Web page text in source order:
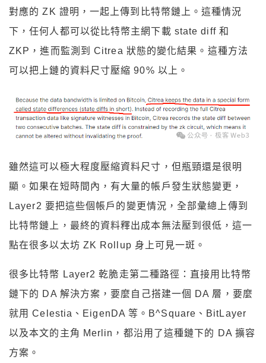
對應的 ZK 證明，一起上傳到比特幣鏈上。這種情況
下，任何人都可以從比特幣主網下載 state diff 和
ZKP，進而監測到 Citrea 狀態的變化結果。這種方法
可以把上鏈的資料尺寸壓縮 90% 以上。
雖然這可以極大程度壓縮資料尺寸，但瓶頸還是很明
顯。如果在短時間內，有大量的帳戶發生狀態變更，
Layer2 要把這些個帳戶的變更情況，全部彙總上傳到
比特幣鏈上，最終的資料釋出成本無法壓到很低，這一
點在很多以太坊 ZK Rollup 身上可見一斑。
很多比特幣 Layer2 乾脆走第二種路徑：直接用比特幣
鏈下的 DA 解決方案，要麼自己搭建一個 DA 層，要麼
就用 Celestia、EigenDA 等。B^Square、BitLayer
以及本文的主角 Merlin，都沿用了這種鏈下的 DA 擴容
方案。